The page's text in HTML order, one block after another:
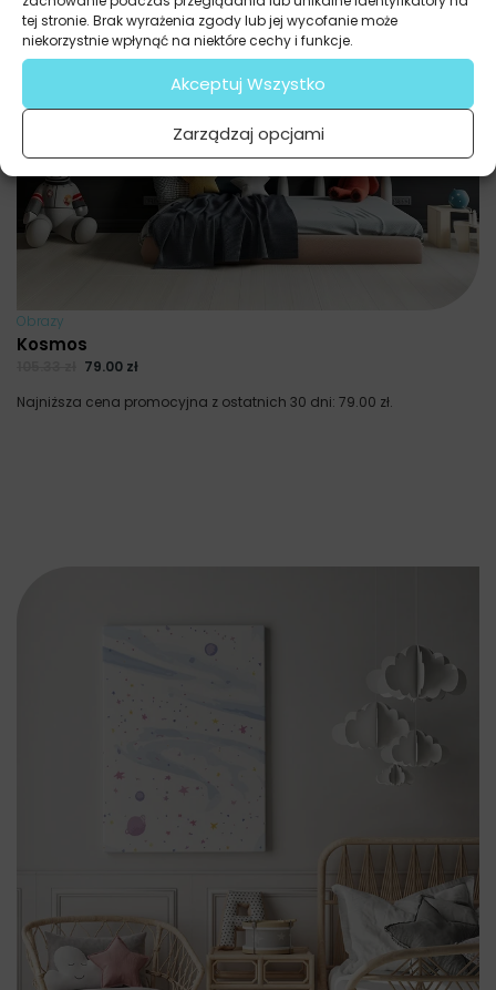
tej stronie. Brak wyrażenia zgody lub jej wycofanie może
niekorzystnie wpłynąć na niektóre cechy i funkcje.
Akceptuj Wszystko
Zarządzaj opcjami
Obrazy
Kosmos
79.00 zł
Najniższa cena promocyjna z ostatnich 30 dni: 79.00 zł.